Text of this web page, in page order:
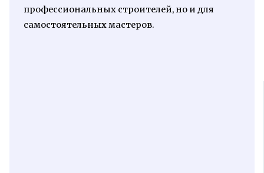
профессиональных строителей, но и для
самостоятельных мастеров.